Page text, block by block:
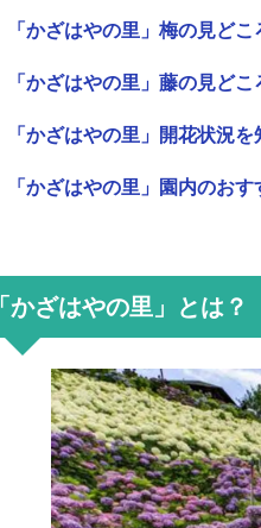
「かざはやの里」梅の見ど
「かざはやの里」藤の見ど
「かざはやの里」開花状況
「かざはやの里」園内のお
「かざはやの里」とは？